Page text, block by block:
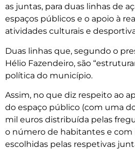
as juntas, para duas linhas de
espaços públicos e o apoio à
atividades culturais e
Duas linhas que, segundo o
Hélio Fazendeiro, são
política do município.
Assim, no que diz respeito ao
do espaço público (com uma
mil euros distribuída pelas
o número de habitantes e
escolhidas pelas respetivas